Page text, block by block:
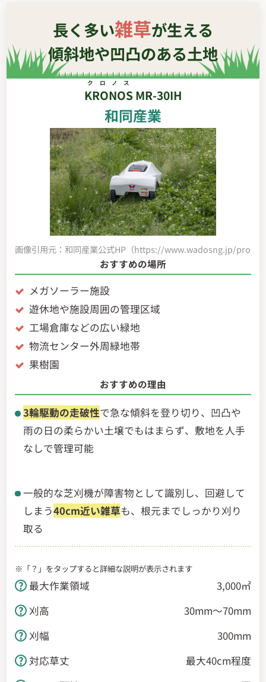
長く多い雑草が生える
傾斜地や凹凸のある土地
KRONOS
クロノス
MR-30IH
和同産業
画像引用元：和同産業公式HP（https://www.wadosng.jp/
おすすめの場所
メガソーラー施設
遊休地や施設周囲の管理区域
工場倉庫などの広い緑地
物流センター外周緑地帯
果樹園
おすすめの理由
3輪駆動の走破性で急な傾斜を登り切り、凹凸や
雨の日の柔らかい土壌でもはまらず、敷地を人手
なしで管理可能
一般的な芝刈機が障害物として識別し、回避して
しまう40cm近い雑草も、根元までしっかり刈り
取る
※「？」をタップすると詳細な説明が表示されます
最大作業領域
3,000㎡
刈高
30mm～70mm
刈幅
300mm
対応草丈
最大40cm程度